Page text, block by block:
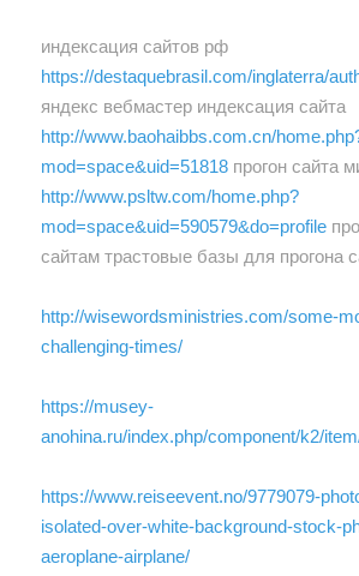
индексация сайтов рф
https://destaquebrasil.com/inglaterra/
яндекс вебмастер индексация сайта
http://www.baohaibbs.com.cn/
mod=space&uid=51818 прогон сайта
http://www.psltw.com/home.php?
mod=space&uid=590579&do=profile
сайтам трастовые базы для прогона
http://wisewordsministries.com/some-
challenging-times/
https://musey-
anohina.ru/index.php/component/k2/
https://www.reiseevent.no/9779079-
isolated-over-white-background-stock-
aeroplane-airplane/